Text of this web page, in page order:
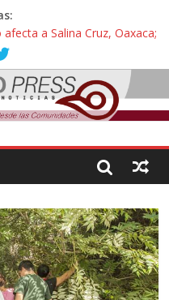
a Salina Cruz, Oaxaca;
denuncian daños de
la Universidad Bienestar de
amparo
se reúnen con titular de
de nuevo despojo de su
la extracción ilegal de